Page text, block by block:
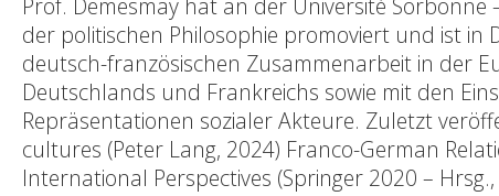
Prof. Demesmay hat an der Université
der politischen Philosophie promoviert und ist
deutsch-französischen Zusammenarbeit in der
Deutschlands und Frankreichs sowie mit den
Repräsentationen sozialer Akteure. Zuletzt
cultures (Peter Lang, 2024) Franco-German
International Perspectives (Springer 2020 –